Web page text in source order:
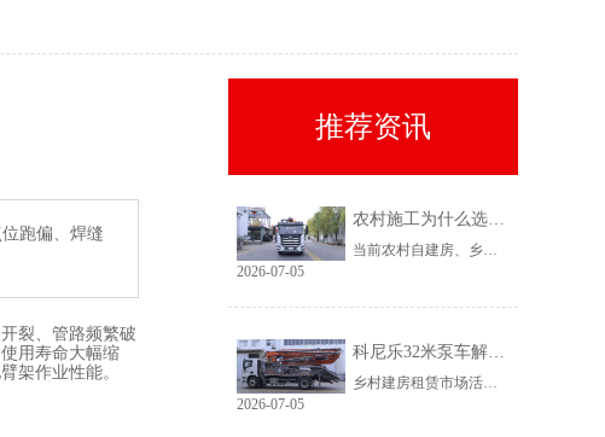
跑偏、焊缝
裂、管路频繁破
用寿命大幅缩
架作业性能。
推荐资讯
农村施工为什么选择科尼乐32米泵车
当前农村自建房、乡镇小型基建需求持续上涨，乡镇泵车租赁需求稳定、回款快，是很多租赁老板的核心盈利市场。但农村工况复杂、场地受限、料况不稳定，传统大机型进场难、闲置高，杂牌小机型配置缩水、故障多、运维贵。综合工况适配性、稳定性、性价比来看，科尼乐32米泵车凭借均衡的参数配置和乡镇专属性能，成为农村施工的黄金主力机型。
2026-07-05
科尼乐32米泵车解决乡村窄巷通行难题
乡村建房租赁市场活源充足，但普遍存在路况差、场地窄、就位难等问题。传统大臂架泵车车身宽、轴距长、支腿占用空间大，受限于乡村路况，大量乡镇工地无法进场施工，导致很多租赁老板明明有活却接不到，严重限制接单范围与全年收益。科尼乐32米泵车从结构层面专项优化，彻底破解乡村窄巷通行、就位、施工三大痛点。
2026-07-05